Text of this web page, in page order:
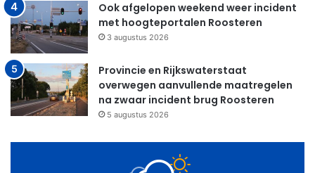
Ook afgelopen weekend weer incident
met hoogteportalen Roosteren
3 augustus 2026
Provincie en Rijkswaterstaat
overwegen aanvullende maatregelen
na zwaar incident brug Roosteren
5 augustus 2026